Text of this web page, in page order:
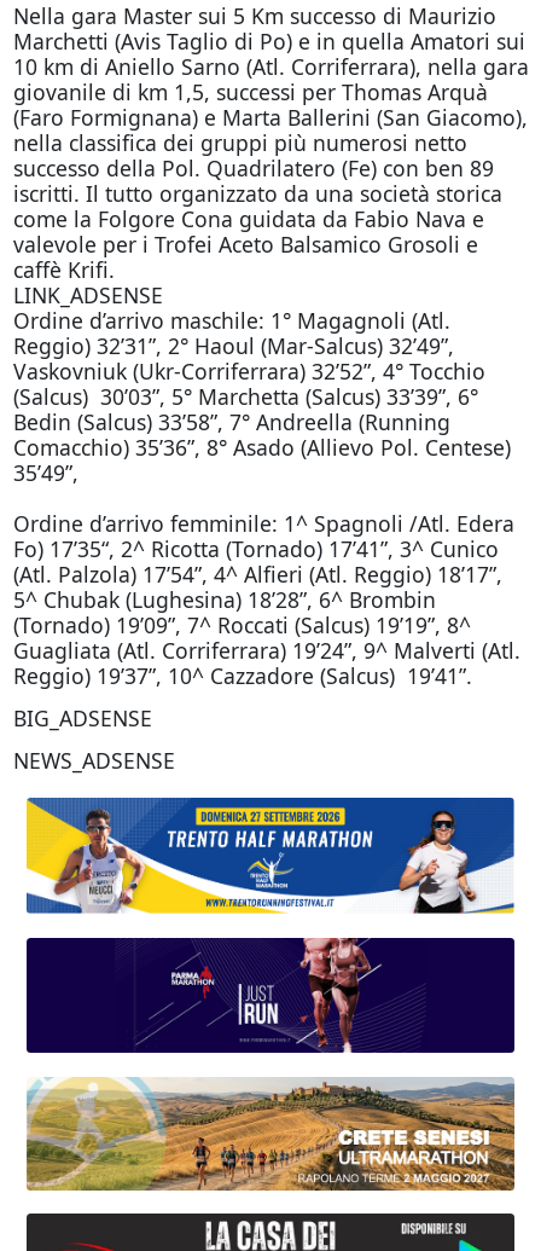
Nella gara Master sui 5 Km successo di Maurizio
Marchetti (Avis Taglio di Po) e in quella Amatori sui
10 km di Aniello Sarno (Atl. Corriferrara), nella gara
giovanile di km 1,5, successi per Thomas Arquà
(Faro Formignana) e Marta Ballerini (San Giacomo),
nella classifica dei gruppi più numerosi netto
successo della Pol. Quadrilatero (Fe) con ben 89
iscritti. Il tutto organizzato da una società storica
come la Folgore Cona guidata da Fabio Nava e
valevole per i Trofei Aceto Balsamico Grosoli e
caffè Krifi.
LINK_ADSENSE
Ordine d’arrivo maschile: 1° Magagnoli (Atl.
Reggio) 32’31”, 2° Haoul (Mar-Salcus) 32’49”,
Vaskovniuk (Ukr-Corriferrara) 32’52”, 4° Tocchio
(Salcus) 30’03”, 5° Marchetta (Salcus) 33’39”, 6°
Bedin (Salcus) 33’58”, 7° Andreella (Running
Comacchio) 35’36”, 8° Asado (Allievo Pol. Centese)
35’49”,
Ordine d’arrivo femminile: 1^ Spagnoli /Atl. Edera
Fo) 17’35“, 2^ Ricotta (Tornado) 17’41”, 3^ Cunico
(Atl. Palzola) 17’54”, 4^ Alfieri (Atl. Reggio) 18’17”,
5^ Chubak (Lughesina) 18’28”, 6^ Brombin
(Tornado) 19’09”, 7^ Roccati (Salcus) 19’19”, 8^
Guagliata (Atl. Corriferrara) 19’24”, 9^ Malverti (Atl.
Reggio) 19’37”, 10^ Cazzadore (Salcus) 19’41”.
BIG_ADSENSE
NEWS_ADSENSE